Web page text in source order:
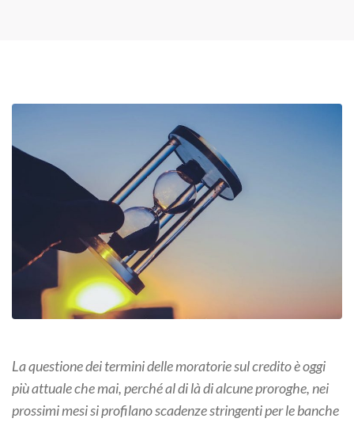
La questione dei termini delle moratorie sul credito è oggi
più attuale che mai, perché al di là di alcune proroghe, nei
prossimi mesi si profilano scadenze stringenti per le banche